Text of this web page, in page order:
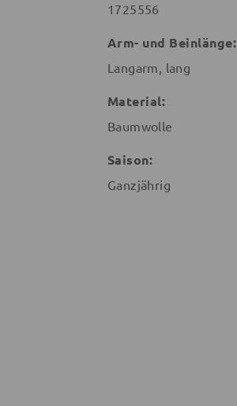
1725556
Arm- und Beinlänge:
Langarm, lang
Material:
Baumwolle
Saison:
Ganzjährig